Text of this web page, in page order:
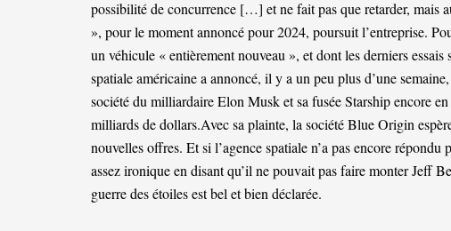
possibilité de concurrence […] et ne fait pas que retarder, mais
», pour le moment annoncé pour 2024, poursuit l’entreprise.
un véhicule « entièrement nouveau », et dont les derniers
spatiale américaine a annoncé, il y a un peu plus d’une
société du milliardaire Elon Musk et sa fusée Starship encore
milliards de dollars.Avec sa plainte, la société Blue Origin
nouvelles offres. Et si l’agence spatiale n’a pas encore
assez ironique en disant qu’il ne pouvait pas faire monter Jeff
guerre des étoiles est bel et bien déclarée.